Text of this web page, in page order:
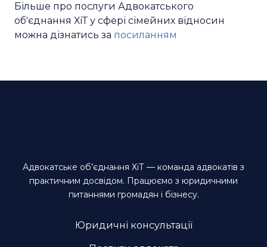
Більше про послуги Адвокатського
об'єднання ХіТ у сфері сімейних відносин
можна дізнатись за посиланням
Адвокатське об’єднання ХіТ — команда адвокатів з
практичним досвідом. Працюємо з юридичними
питаннями громадян і бізнесу.
Юридичні консультації